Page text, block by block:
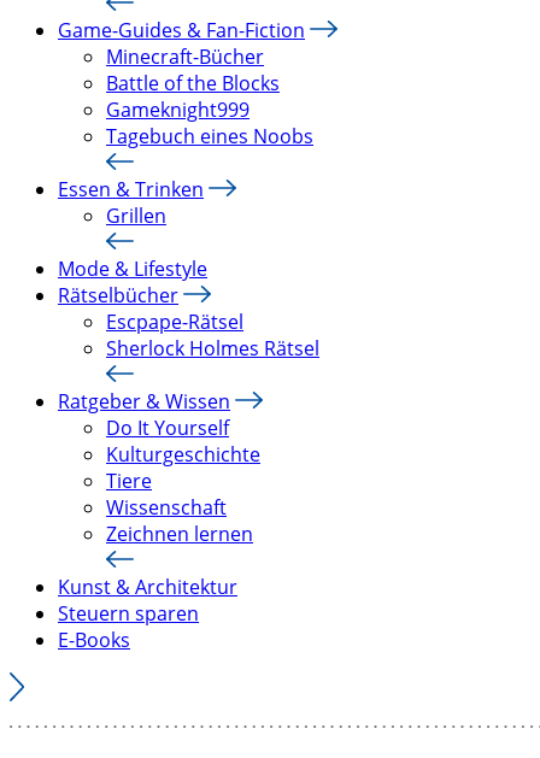
Game-Guides & Fan-Fiction
Minecraft-Bücher
Battle of the Blocks
Gameknight999
Tagebuch eines Noobs
Essen & Trinken
Grillen
Mode & Lifestyle
Rätselbücher
Escpape-Rätsel
Sherlock Holmes Rätsel
Ratgeber & Wissen
Do It Yourself
Kulturgeschichte
Tiere
Wissenschaft
Zeichnen lernen
Kunst & Architektur
Steuern sparen
E-Books